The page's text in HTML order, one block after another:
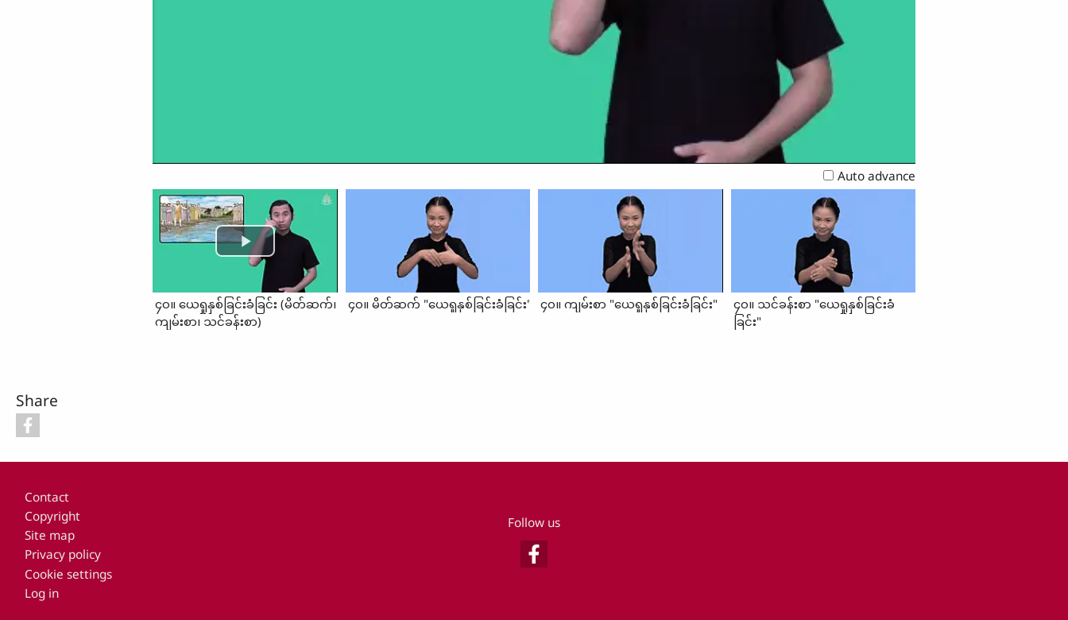
Video
Auto advance
၄၀။ ယေရှုနှစ်ခြင်းခံခြင်း (မိတ်ဆက်၊
ကျမ်းစာ၊ သင်ခန်းစာ)
၄၀။ မိတ်ဆက် "ယေရှုနှစ်ခြင်းခံခြင်း" ၄၀။ ကျမ်းစာ "ယေရှုနှစ်ခြင်းခံခြင်း"
၄၀။ သင်ခန်းစာ "ယေရှုနှစ်ခြင်းခံ
ခြင်း"
Share
Footer
Contact
Copyright
Site map
Privacy policy
Cookie settings
Log in
Follow us